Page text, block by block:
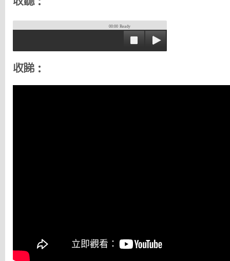
00:00 Ready
收睇：